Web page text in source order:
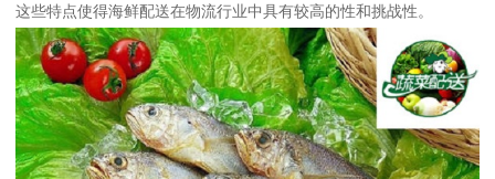
这些特点使得海鲜配送在物流行业中具有较高的性和挑战性。